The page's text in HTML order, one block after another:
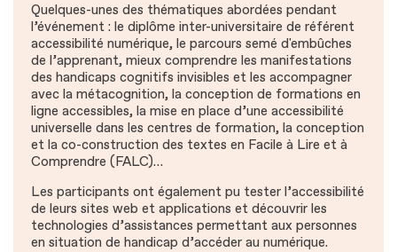
Quelques-unes des thématiques abordées pendant
l’événement : le diplôme inter-universitaire de référent
accessibilité numérique, le parcours semé d'embûches
de l’apprenant, mieux comprendre les manifestations
des handicaps cognitifs invisibles et les accompagner
avec la métacognition, la conception de formations en
ligne accessibles, la mise en place d’une accessibilité
universelle dans les centres de formation, la conception
et la co-construction des textes en Facile à Lire et à
Comprendre (FALC)…
Les participants ont également pu tester l’accessibilité
de leurs sites web et applications et découvrir les
technologies d’assistances permettant aux personnes
en situation de handicap d’accéder au numérique.